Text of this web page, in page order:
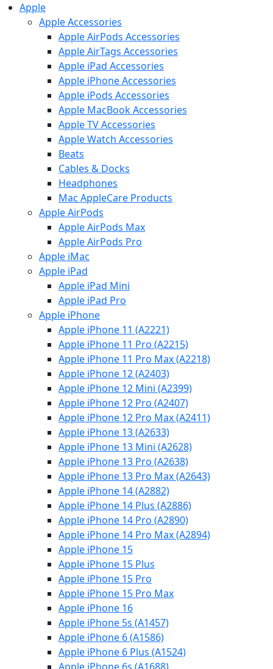
Apple
Apple Accessories
Apple AirPods Accessories
Apple AirTags Accessories
Apple iPad Accessories
Apple iPhone Accessories
Apple iPods Accessories
Apple MacBook Accessories
Apple TV Accessories
Apple Watch Accessories
Beats
Cables & Docks
Headphones
Mac AppleCare Products
Apple AirPods
Apple AirPods Max
Apple AirPods Pro
Apple iMac
Apple iPad
Apple iPad Mini
Apple iPad Pro
Apple iPhone
Apple iPhone 11 (A2221)
Apple iPhone 11 Pro (A2215)
Apple iPhone 11 Pro Max (A2218)
Apple iPhone 12 (A2403)
Apple iPhone 12 Mini (A2399)
Apple iPhone 12 Pro (A2407)
Apple iPhone 12 Pro Max (A2411)
Apple iPhone 13 (A2633)
Apple iPhone 13 Mini (A2628)
Apple iPhone 13 Pro (A2638)
Apple iPhone 13 Pro Max (A2643)
Apple iPhone 14 (A2882)
Apple iPhone 14 Plus (A2886)
Apple iPhone 14 Pro (A2890)
Apple iPhone 14 Pro Max (A2894)
Apple iPhone 15
Apple iPhone 15 Plus
Apple iPhone 15 Pro
Apple iPhone 15 Pro Max
Apple iPhone 16
Apple iPhone 5s (A1457)
Apple iPhone 6 (A1586)
Apple iPhone 6 Plus (A1524)